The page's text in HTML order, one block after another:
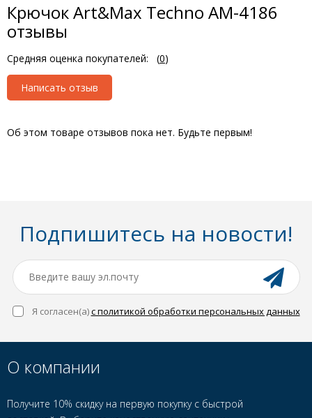
Крючок Art&Max Techno AM-4186
отзывы
Средняя оценка покупателей: (0)
Написать отзыв
Об этом товаре отзывов пока нет. Будьте первым!
Подпишитесь на новости!
Я согласен(a)с политикой обработки персональных данных
О компании
Получите 10% скидку на первую покупку с быстрой